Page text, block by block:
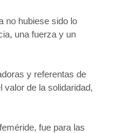
no hubiese sido lo
una fuerza y un
y referentas de
valor de la solidaridad,
fue para las